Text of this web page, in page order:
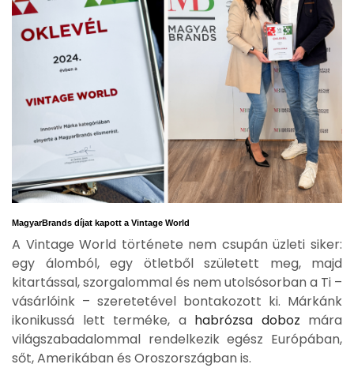
MagyarBrands díjat kapott a Vintage World
A Vintage World története nem csupán üzleti siker:
egy álomból, egy ötletből született meg, majd
kitartással, szorgalommal és nem utolsósorban a Ti –
vásárlóink – szeretetével bontakozott ki. Márkánk
ikonikussá lett terméke, a habrózsa doboz mára
világszabadalommal rendelkezik egész Európában,
sőt, Amerikában és Oroszországban is.